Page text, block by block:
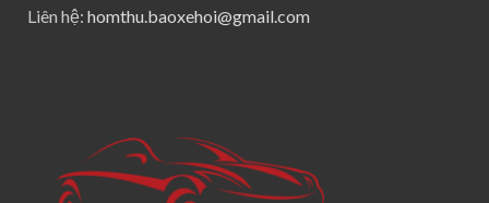
Liên hệ: homthu.baoxehoi@gmail.com